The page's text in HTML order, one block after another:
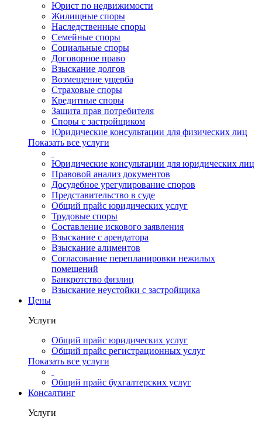
Юрист по недвижимости
Жилищные споры
Наследственные споры
Семейные споры
Социальные споры
Договорное право
Взыскание долгов
Возмещение ущерба
Страховые споры
Кредитные споры
Защита прав потребителя
Споры с застройщиком
Юридические консультации для физических лиц
Показать все услуги
Юридические консультации для юридических лиц
Правовой анализ документов
Досудебное урегулирование споров
Представительство в суде
Общий прайс юридических услуг
Трудовые споры
Составление искового заявления
Взыскание с арендатора
Взыскание алиментов
Cогласование перепланировки нежилых
помещений
Банкротство физлиц
Взыскание неустойки с застройщика
Цены
Услуги
Общий прайс юридических услуг
Общий прайс регистрационных услуг
Показать все услуги
Общий прайс бухгалтерских услуг
Консалтинг
Услуги